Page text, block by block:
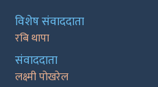
विशेष संवाददाता
रबि थापा
संवाददाता
लक्ष्मी पोखरेल